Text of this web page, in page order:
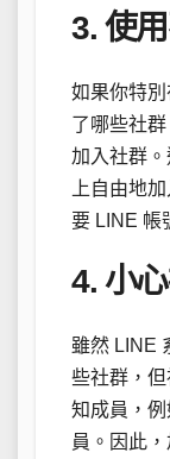
3. 使
如果你特
了哪些社
加入社群
上自由地
要 LINE 帳
4. 小
雖然 LINE
些社群，
知成員，
員。因此